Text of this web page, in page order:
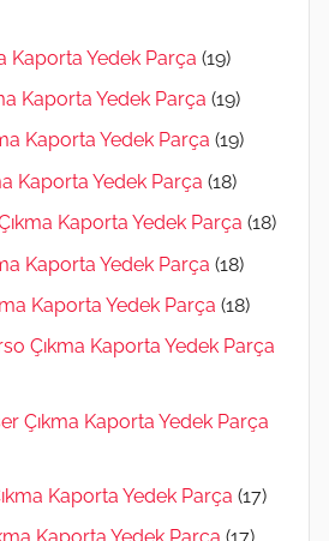
Kaporta Yedek Parça (19)
Kaporta Yedek Parça (19)
Kaporta Yedek Parça (19)
Kaporta Yedek Parça (18)
Kaporta Yedek Parça (18)
Kaporta Yedek Parça (18)
Kaporta Yedek Parça (18)
Çıkma Kaporta Yedek Parça
Çıkma Kaporta Yedek Parça
Kaporta Yedek Parça (17)